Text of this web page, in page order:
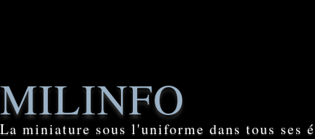
MILINFO
La miniature sous l'uniforme dans tous ses